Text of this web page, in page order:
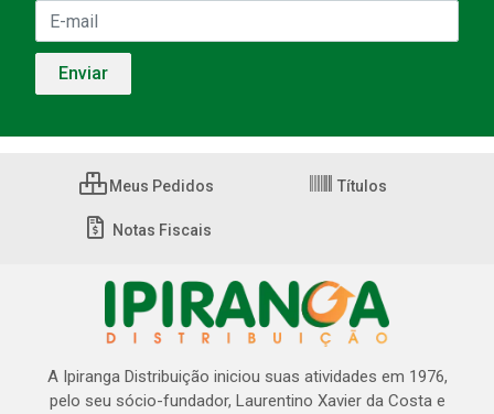
Meus Pedidos Títulos
Notas Fiscais
A Ipiranga Distribuição iniciou suas atividades em 1976,
pelo seu sócio-fundador, Laurentino Xavier da Costa e